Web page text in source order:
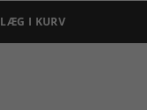
LÆG I KURV